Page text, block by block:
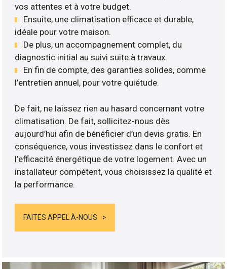
vos attentes et à votre budget.
Ensuite, une climatisation efficace et durable,
idéale pour votre maison.
De plus, un accompagnement complet, du
diagnostic initial au suivi suite à travaux.
En fin de compte, des garanties solides, comme
l’entretien annuel, pour votre quiétude.
De fait, ne laissez rien au hasard concernant votre
climatisation. De fait, sollicitez-nous dès
aujourd’hui afin de bénéficier d’un devis gratis. En
conséquence, vous investissez dans le confort et
l’efficacité énergétique de votre logement. Avec un
installateur compétent, vous choisissez la qualité et
la performance.
FAITES APPEL À-NOUS